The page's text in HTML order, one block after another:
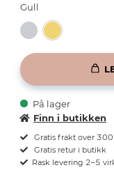
Gull
På lager
Finn i butikken
Gratis frakt over
Gratis retur i butikk
Rask levering 2–5